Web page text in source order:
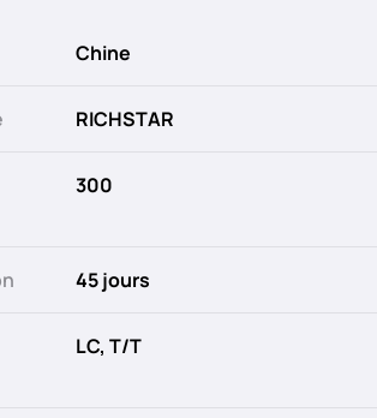
Chine
RICHSTAR
300
45 jours
LC, T/T